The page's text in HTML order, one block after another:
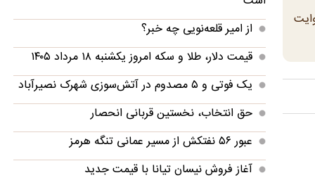
از امیر قلعه‌نویی چه خبر؟
قیمت دلار، طلا و سکه امروز یکشنبه ۱۸ مرداد ۱۴۰۵
‌یک فوتی و ۵ مصدوم در آتش‌سوزی شهرک نصیرآباد
حق انتخاب، نخستین قربانی انحصار
عبور ۵۶ نفتکش از مسیر عمانی تنگه هرمز
آغاز فروش نیسان تیانا با قیمت جدید